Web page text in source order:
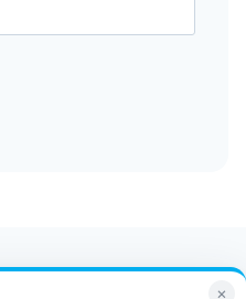
FAQ Bulletin
×